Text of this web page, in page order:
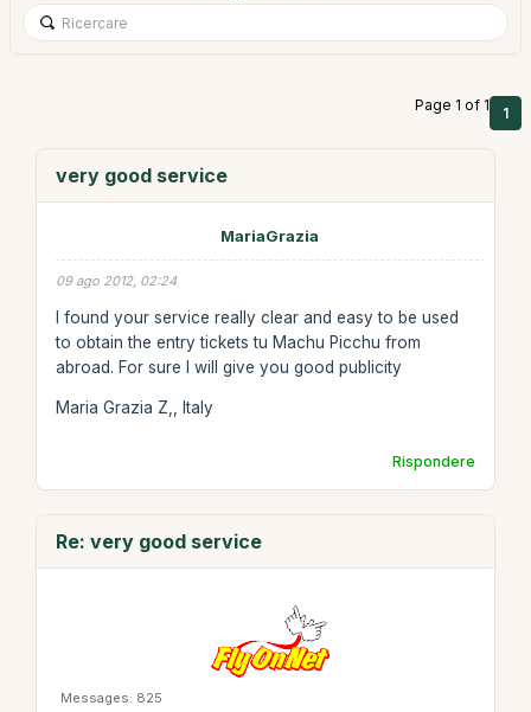
Page 1 of 1 1
very good service
MariaGrazia
09 ago 2012, 02:24
I found your service really clear and easy to be used
to obtain the entry tickets tu Machu Picchu from
abroad. For sure I will give you good publicity
Maria Grazia Z,, Italy
Rispondere
Re: very good service
Messages: 825